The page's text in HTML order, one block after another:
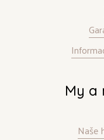
My a
Naše